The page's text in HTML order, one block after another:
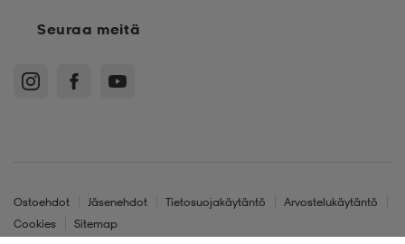
Seuraa meitä
Ostoehdot Jäsenehdot Tietosuojakäytäntö
Arvostelukäytäntö
Cookies
Sitemap